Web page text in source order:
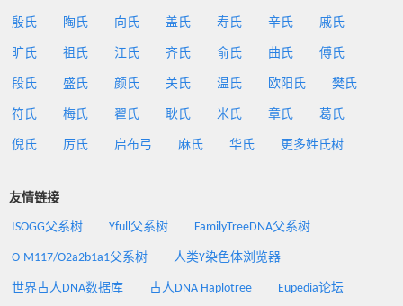
殷氏 陶氏 向氏 盖氏 寿氏 辛氏 戚氏
旷氏 祖氏 江氏 齐氏 俞氏 曲氏 傅氏
段氏 盛氏 颜氏 关氏 温氏 欧阳氏 樊氏
符氏 梅氏 翟氏 耿氏 米氏 章氏 葛氏
倪氏 厉氏 启布弓 麻氏 华氏 更多姓氏树
友情链接
ISOGG父系树 Yfull父系树 FamilyTreeDNA父系树
O-M117/O2a2b1a1父系树 人类Y染色体浏览器
世界古人DNA数据库 古人DNA Haplotree Eupedia论坛